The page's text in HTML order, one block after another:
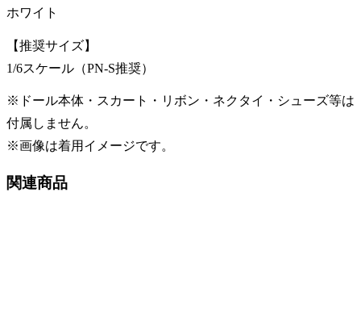
ホワイト
【推奨サイズ】
1/6スケール（PN-S推奨）
※ドール本体・スカート・リボン・ネクタイ・シューズ等は
付属しません。
※画像は着用イメージです。
関連商品